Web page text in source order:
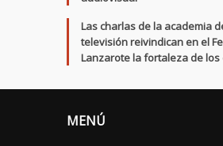
Las charlas de la academia
televisión reivindican en el
Lanzarote la fortaleza de los
MENÚ